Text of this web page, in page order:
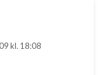
kl. 18:08